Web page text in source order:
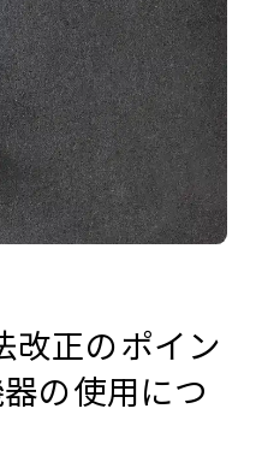
改正のポイン
の使用につ